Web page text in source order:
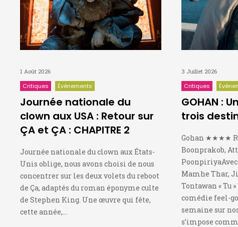
1 Août 2026
Critiques Événements
Journée nationale du
clown aux USA : Retour sur
ÇA et ÇA : CHAPITRE 2
Journée nationale du clown aux États-
Unis oblige, nous avons choisi de nous
concentrer sur les deux volets du reboot
de Ça, adaptés du roman éponyme culte
de Stephen King. Une œuvre qui fête,
cette année,…
3 Juillet 2026
Critiques
GOHAN :
trois
Gohan ★★★★
Boonprakob,
Mamhe Thar,
Tontawan « Tu
comédie feel-
semaine sur
s’impose